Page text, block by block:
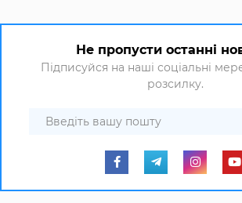
Не пропусти останні
Підписуйся на наші соціальні
розсилку.